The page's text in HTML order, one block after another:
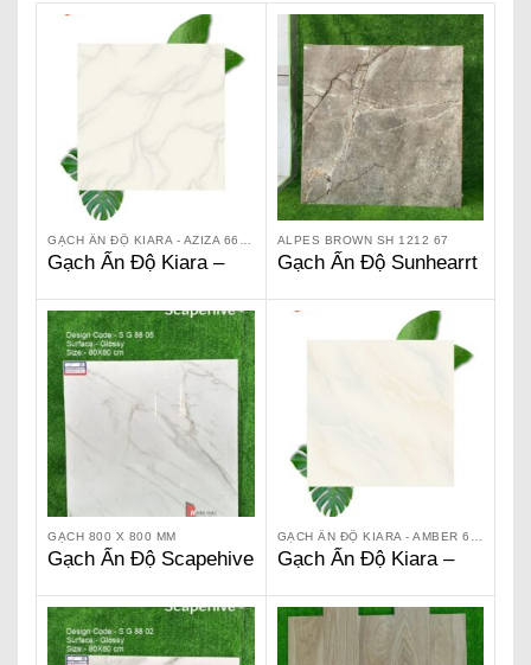
Gạch Ấn Độ Kiara –
ALPES BROWN SH 1212 67
Gạch Ấn Độ Sunhearrt
67
GẠCH 800 X 800 MM
Gạch Ấn Độ Scapehive
Satuario SG 8805
Gạch Ấn Độ Kiara –